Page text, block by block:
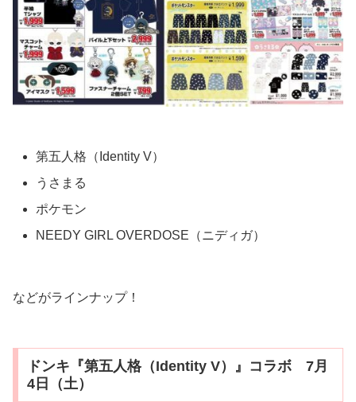
第五人格（Identity V）
うさまる
ポケモン
NEEDY GIRL OVERDOSE（ニディガ）
などがラインナップ！
ドンキ『第五人格（Identity V）』コラボ 7月
4日（土）